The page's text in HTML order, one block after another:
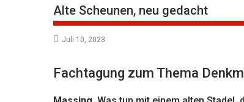
Alte Scheunen, neu gedacht
Juli 10, 2023
Fachtagung zum Thema